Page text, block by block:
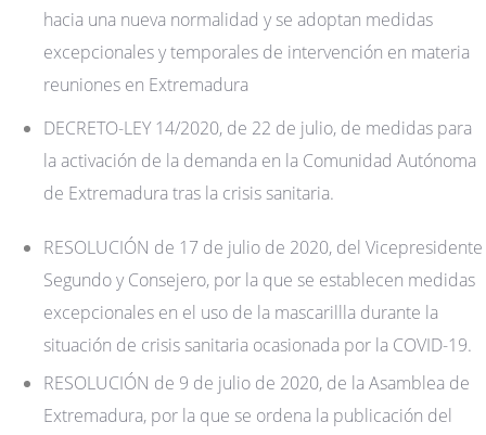
hacia una nueva normalidad y se adoptan medidas
excepcionales y temporales de intervención en materia
reuniones en Extremadura
DECRETO-LEY 14/2020, de 22 de julio, de medidas para
la activación de la demanda en la Comunidad Autónoma
de Extremadura tras la crisis sanitaria.
RESOLUCIÓN de 17 de julio de 2020, del Vicepresidente
Segundo y Consejero, por la que se establecen medidas
excepcionales en el uso de la mascarillla durante la
situación de crisis sanitaria ocasionada por la COVID-19.
RESOLUCIÓN de 9 de julio de 2020, de la Asamblea de
Extremadura, por la que se ordena la publicación del